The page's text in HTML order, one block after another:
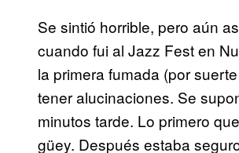
Se sintió horrible, pero aún
cuando fui al Jazz Fest en
la primera fumada (por
tener alucinaciones. Se
minutos tarde. Lo primero
güey. Después estaba